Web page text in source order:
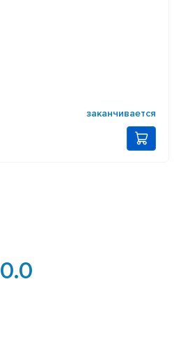
заканчивается
0.0